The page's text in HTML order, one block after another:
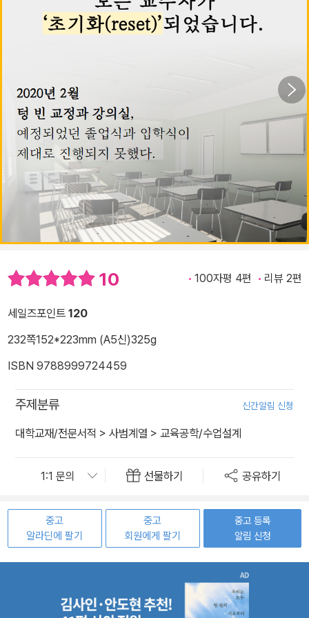
10 100자평 4편 리뷰 2편
세일즈포인트 120
232쪽152*223mm (A5신)325g
ISBN 9788999724459
주제분류 신간알림 신청
대학교재/전문서적 > 사범계열 > 교육공학/수업설계
선물하기 공유하기
중고
알라딘에 팔기
중고
회원에게 팔기
중고 등록
알림 신청